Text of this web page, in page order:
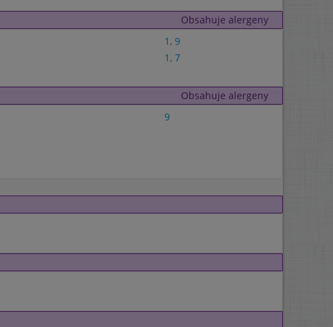
Obsahuje alergeny
1 , 9
1 , 7
Obsahuje alergeny
9